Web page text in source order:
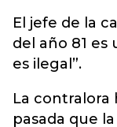
El jefe de la
del año 81 es
es ilegal”.
La contralora
pasada que